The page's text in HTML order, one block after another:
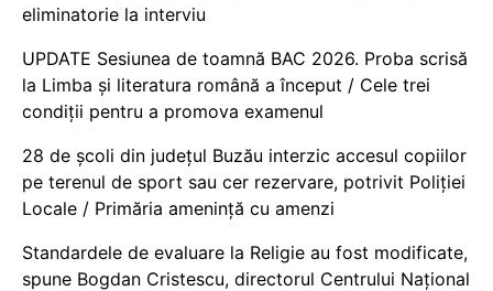
eliminatorie la interviu
UPDATE Sesiunea de toamnă BAC 2026. Proba scrisă
la Limba și literatura română a început / Cele trei
condiții pentru a promova examenul
28 de școli din județul Buzău interzic accesul copiilor
pe terenul de sport sau cer rezervare, potrivit Poliției
Locale / Primăria amenință cu amenzi
Standardele de evaluare la Religie au fost modificate,
spune Bogdan Cristescu, directorul Centrului Național